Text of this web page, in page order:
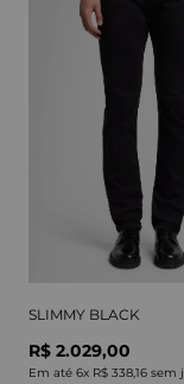
SLIMMY BLACK
R$ 2.029,00
Em até 6x R$ 338,16 sem